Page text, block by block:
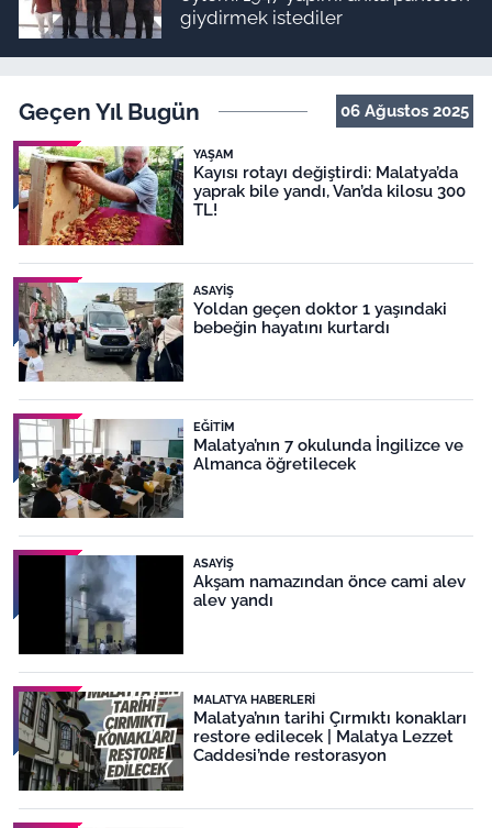
giydirmek istediler
Geçen Yıl Bugün 06 Ağustos 2025
YAŞAM
Kayısı rotayı değiştirdi: Malatya’da
yaprak bile yandı, Van’da kilosu 300
TL!
ASAYIŞ
Yoldan geçen doktor 1 yaşındaki
bebeğin hayatını kurtardı
EĞITIM
Malatya’nın 7 okulunda İngilizce ve
Almanca öğretilecek
ASAYIŞ
Akşam namazından önce cami alev
alev yandı
MALATYA HABERLERI
Malatya’nın tarihi Çırmıktı konakları
restore edilecek | Malatya Lezzet
Caddesi’nde restorasyon